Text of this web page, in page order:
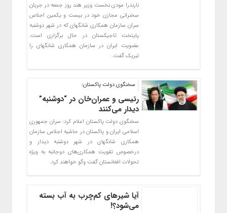
نارندرا مودی نخست وزیر هند روز جمعه در جریان
سخنرانی مجازی خود در بیست و یکمین اجلاس
سران سازمان همکاری شانگهای که در شهر دوشنبه
پایتخت تاجیکستان در حال برگزاری است،
عضویت ایران در سازمان همکاری شانگهای را
تبریک گفت.
سخنگوی دولت پاکستان:
رئیسی و عمران‌خان در “دوشنبه”
دیدار می‌کنند
سخنگوی دولت پاکستان اعلام کرد: سران جمهوری
اسلامی ایران و پاکستان در حاشیه اجلاس سازمان
همکاری شانگهای در شهر دوشنبه دیدار و
درخصوص تقویت همکاری‌های دوجانبه به ویژه
تحولات افغانستان گفت وگو خواهند کرد.
آیا شیرهای کم‌چرب به آب بسته
می‌شود؟!